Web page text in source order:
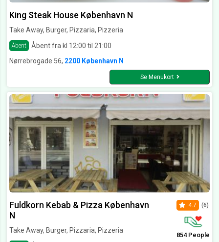
King Steak House København N
Take Away, Burger, Pizzaria, Pizzeria
Åbent
Åbent fra kl 12:00 til 21:00
Nørrebrogade 56, 2200 København N
Se Menukort
Fuldkorn Kebab & Pizza København
N
Take Away, Burger, Pizzaria, Pizzeria
4.7 (6)
854 People